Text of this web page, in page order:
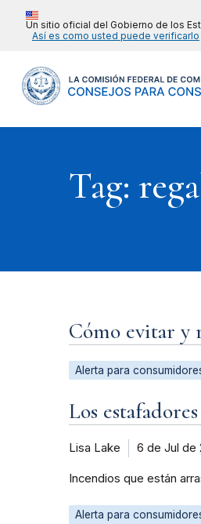
Un sitio oficial del Gobierno de los
Así es como usted puede verificarlo
Tag:
Cómo evitar y
Alerta para
Los
Lisa Lake 6 de Jul de
Incendios que están
Alerta para